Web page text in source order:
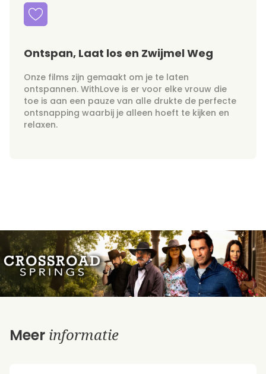
Ontspan, Laat los en Zwijmel Weg
Onze films zijn gemaakt om je te laten
ontspannen. WithLove is er voor elke vrouw die
toe is aan een pauze van alle drukte de perfecte
ontsnapping waarbij je alleen hoeft te kijken en
relaxen.
Meer informatie